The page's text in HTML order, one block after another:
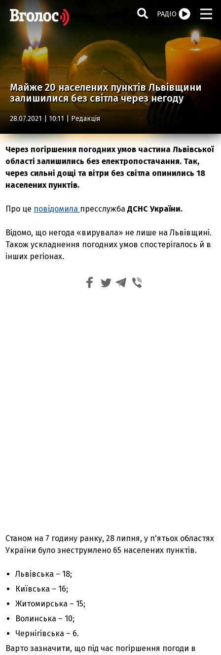
РАДІО
Майже 20 населених пунктів Львівщини
залишилися без світла через негоду
28.07.2021 | 10:11 |Редакція
Через погіршення погодних умов частина Львівської
області залишились без електропостачання. Так,
через сильні дощі та вітри без світла опинились 18
населених пунктів.
Про це повідомила пресслужбаДСНС України.
Відомо, що негода «вирувала» не лише на Львівщині.
Також ускладнення погодних умов спостерігалось й в
інших регіонах.
Станом на 7 годину ранку, 28 липня, у п'ятьох областях
України було знеструмлено 65 населених пунктів.
Львівська – 18;
Київська – 16;
Житомирська – 15;
Волинська – 10;
Чернігівська – 6.
Варто зазначити, що під час погіршення погоди в